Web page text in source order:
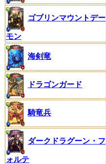
ゴブリンマウントデー
モン
海剣竜
ドラゴンガード
騎竜兵
ダークドラグーン・フ
ォルテ